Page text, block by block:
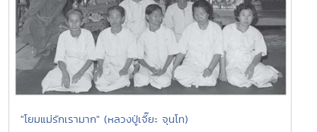
"โยมแม่รักเรามาก" (หลวงปู่เจี๊ยะ จุนโท)